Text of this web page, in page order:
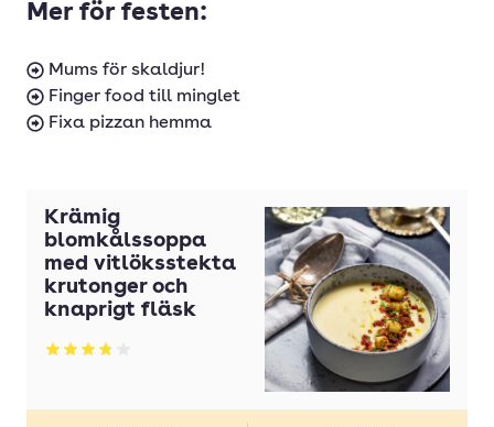
Mer för festen:
Mums för skaldjur!
Finger food till minglet
Fixa pizzan hemma
Krämig
blomkålssoppa
med vitlöksstekta
krutonger och
knaprigt fläsk
Betyg: 3.77 av 5